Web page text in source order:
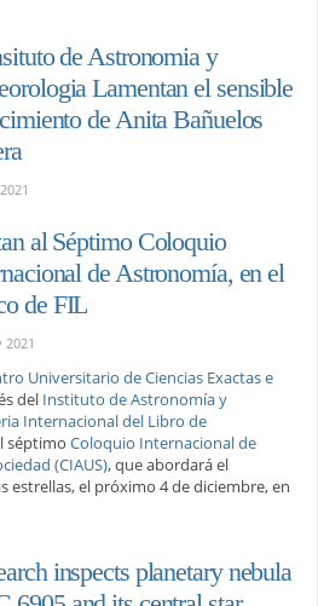
de Astronomia y
Lamentan el sensible
de Anita Bañuelos
al Séptimo Coloquio
de Astronomía, en el
de FIL
2021
Universitario de Ciencias Exactas e
del Instituto de Astronomía y
Internacional del Libro de
séptimo Coloquio Internacional de
(CIAUS), que abordará el
estrellas, el próximo 4 de diciembre, en
inspects planetary nebula